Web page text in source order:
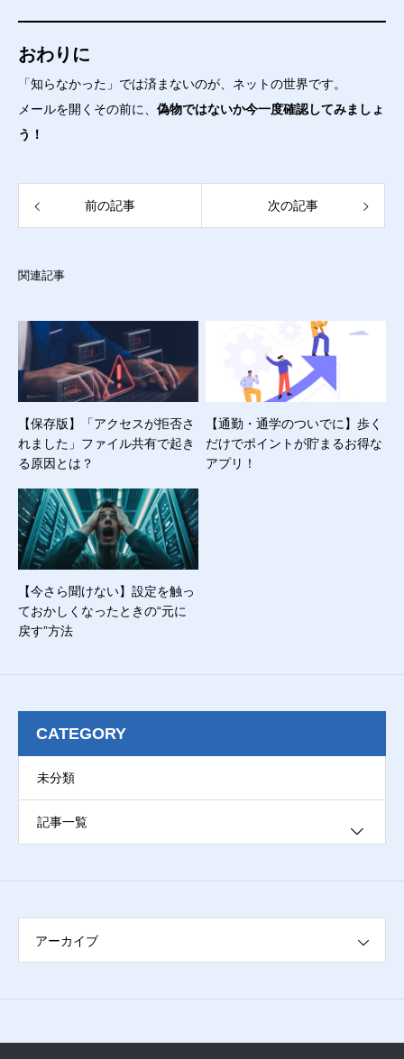
おわりに
「知らなかった」では済まないのが、ネットの世界です。
メールを開くその前に、 偽物ではないか今一度確認してみましょ
う！
前の記事 次の記事
関連記事
【保存版】「アクセスが拒否さ
れました」ファイル共有で起き
る原因とは？
【通勤・通学のついでに】歩く
だけでポイントが貯まるお得な
アプリ！
【今さら聞けない】設定を触っ
ておかしくなったときの“元に
戻す”方法
CATEGORY
未分類
記事一覧
アーカイブ